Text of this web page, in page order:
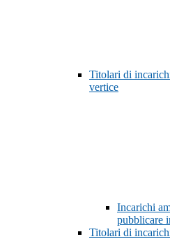
Titolari di
vertice
Incarichi
pubblicare
Titolari di